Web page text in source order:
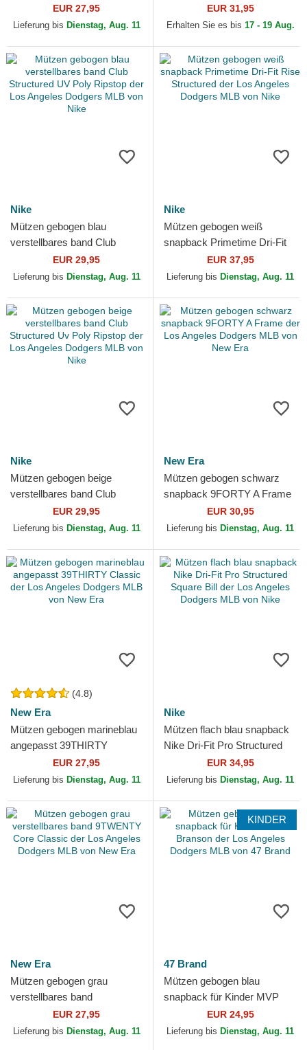
9TWENTY Core Classic der
Los Angeles Dodgers MLB
EUR 27,95
Lieferung bis Dienstag, Aug. 11
Floral der Los Angeles
Dodgers MLB von New Era
EUR 31,95
Erhalten Sie es bis 17 - 19 Aug.
Nike
Mützen gebogen blau
verstellbares band Club
Structured UV Poly Ripstop
der Los Angeles Dodgers...
EUR 29,95
Lieferung bis Dienstag, Aug. 11
Nike
Mützen gebogen weiß
snapback Primetime Dri-Fit
Rise Structured der Los
Angeles Dodgers MLB von
EUR 37,95
Lieferung bis Dienstag, Aug. 11
Nike
Mützen gebogen beige
verstellbares band Club
Structured Uv Poly Ripstop
der Los Angeles Dodgers...
EUR 29,95
Lieferung bis Dienstag, Aug. 11
New Era
Mützen gebogen schwarz
snapback 9FORTY A Frame
der Los Angeles Dodgers
MLB von New Era
EUR 30,95
Lieferung bis Dienstag, Aug. 11
(4.8)
New Era
Mützen gebogen marineblau
angepasst 39THIRTY
Classic der Los Angeles
Dodgers MLB von New Era
EUR 27,95
Lieferung bis Dienstag, Aug. 11
Nike
Mützen flach blau snapback
Nike Dri-Fit Pro Structured
Square Bill der Los Angeles
Dodgers MLB...
EUR 34,95
Lieferung bis Dienstag, Aug. 11
New Era
Mützen gebogen grau
verstellbares band
9TWENTY Core Classic der
Los Angeles Dodgers MLB
EUR 27,95
Lieferung bis Dienstag, Aug. 11
KINDER
47 Brand
Mützen gebogen blau
snapback für Kinder MVP
Branson der Los Angeles
Dodgers MLB von 47 Brand
EUR 24,95
Lieferung bis Dienstag, Aug. 11